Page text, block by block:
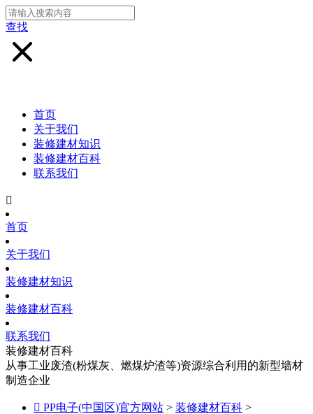
查找
首页
关于我们
装修建材知识
装修建材百科
联系我们

首页
关于我们
装修建材知识
装修建材百科
联系我们
装修建材百科
从事工业废渣(粉煤灰、燃煤炉渣等)资源综合利用的新型墙材
制造企业
 PP电子(中国区)官方网站 > 装修建材百科 >